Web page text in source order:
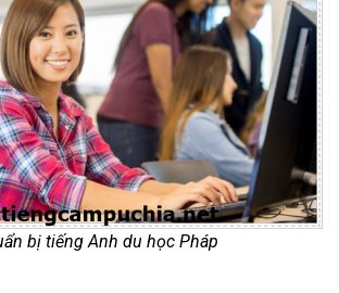
bị tiếng Anh du học Pháp